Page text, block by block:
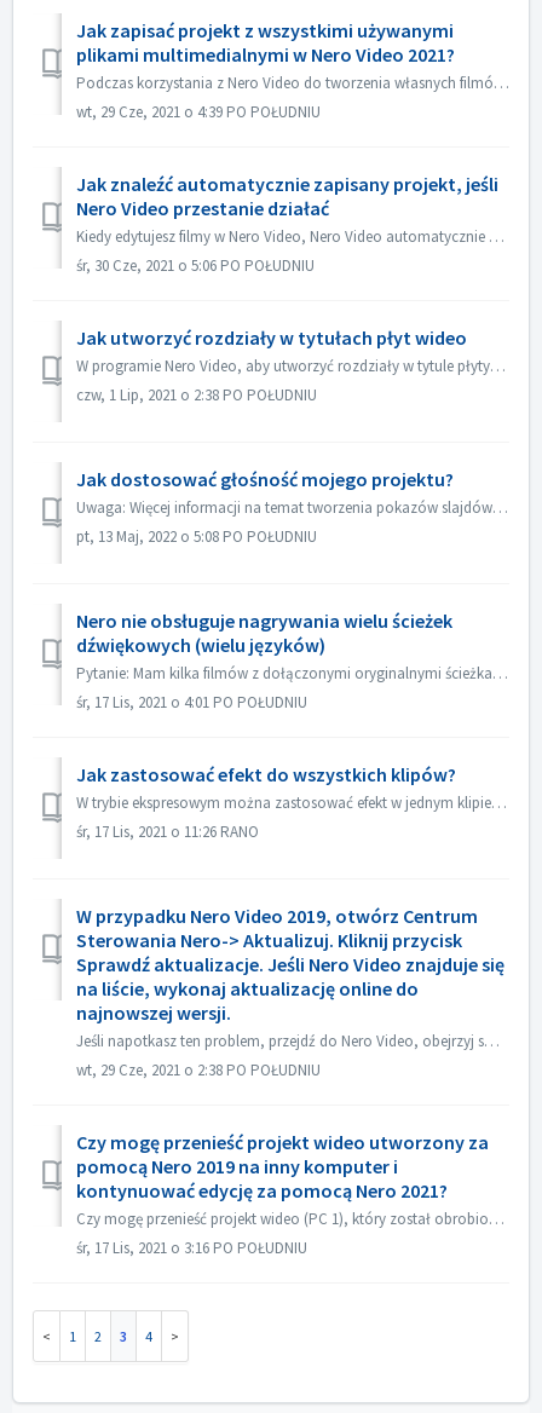
Jak zapisać projekt z wszystkimi używanymi
plikami multimedialnymi w Nero Video 2021?
Podczas korzystania z Nero Video do tworzenia własnych filmów, Nero Video może importować własne pliki multimedialne, takie jak wideo, muzyka lub obrazy z r...
wt, 29 Cze, 2021 o 4:39 PO POŁUDNIU
Jak znaleźć automatycznie zapisany projekt, jeśli
Nero Video przestanie działać
Kiedy edytujesz filmy w Nero Video, Nero Video automatycznie zapisuje Twój projekt w tle. Jeżeli Nero Video przestanie działać przed zapisaniem projektu, n...
śr, 30 Cze, 2021 o 5:06 PO POŁUDNIU
Jak utworzyć rozdziały w tytułach płyt wideo
W programie Nero Video, aby utworzyć rozdziały w tytule płyty, 1. Na ekranie Zawartość wybierz tytuł. 2. Pod podglądem tytułu przesuń znacznik pozycji do mi...
czw, 1 Lip, 2021 o 2:38 PO POŁUDNIU
Jak dostosować głośność mojego projektu?
Uwaga: Więcej informacji na temat tworzenia pokazów slajdów z muzyką można znaleźć pod następującym łączem: Tworzenie pokazów slajdów z muzyką W Edycji zaa...
pt, 13 Maj, 2022 o 5:08 PO POŁUDNIU
Nero nie obsługuje nagrywania wielu ścieżek
dźwiękowych (wielu języków)
Pytanie: Mam kilka filmów z dołączonymi oryginalnymi ścieżkami dźwiękowymi w 2 językach (niemiecki i angielski）. Ale nie udaje mi się umieścić drugiej ścież...
śr, 17 Lis, 2021 o 4:01 PO POŁUDNIU
Jak zastosować efekt do wszystkich klipów?
W trybie ekspresowym można zastosować efekt w jednym klipie, a następnie otworzyć "Sterowanie efektem ekspresowym", włączyć opcję "Zastosuj d...
śr, 17 Lis, 2021 o 11:26 RANO
W przypadku Nero Video 2019, otwórz Centrum
Sterowania Nero-> Aktualizuj. Kliknij przycisk
Sprawdź aktualizacje. Jeśli Nero Video znajduje się
na liście, wykonaj aktualizację online do
najnowszej wersji.
Jeśli napotkasz ten problem, przejdź do Nero Video, obejrzyj swój projekt źródłowy. Upewnij się przed nagraniem, że dźwięk jest w porządku. Jeżeli nie ma dź...
wt, 29 Cze, 2021 o 2:38 PO POŁUDNIU
Czy mogę przenieść projekt wideo utworzony za
pomocą Nero 2019 na inny komputer i
kontynuować edycję za pomocą Nero 2021?
Czy mogę przenieść projekt wideo (PC 1), który został obrobiony za pomocą Nero 2019, na inny komputer (PC 2) i kontynuować edycję za pomocą Nero 2021? Tak, ...
śr, 17 Lis, 2021 o 3:16 PO POŁUDNIU
1 2 3 4